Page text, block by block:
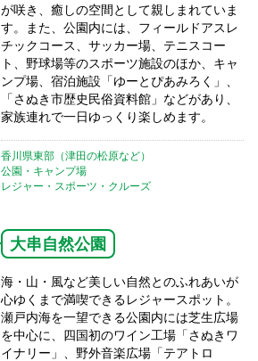
が咲き、癒しの空間として親しまれていま
す。また、公園内には、フィールドアスレ
チックコース、サッカー場、テニスコー
ト、野球場等のスポーツ施設のほか、キャ
ンプ場、宿泊施設「ゆーとぴあみろく」、
「さぬき市歴史民俗資料館」などがあり、
家族連れで一日ゆっくり楽しめます。
香川県東部（津田の松原など）
公園・キャンプ場
レジャー・スポーツ・クルーズ
大串自然公園
海・山・風など美しい自然とのふれあいが
心ゆくまで満喫できるレジャースポット。
瀬戸内海を一望できる公園内には芝生広場
を中心に、四国初のワイン工場「さぬきワ
イナリー」、野外音楽広場「テアトロ